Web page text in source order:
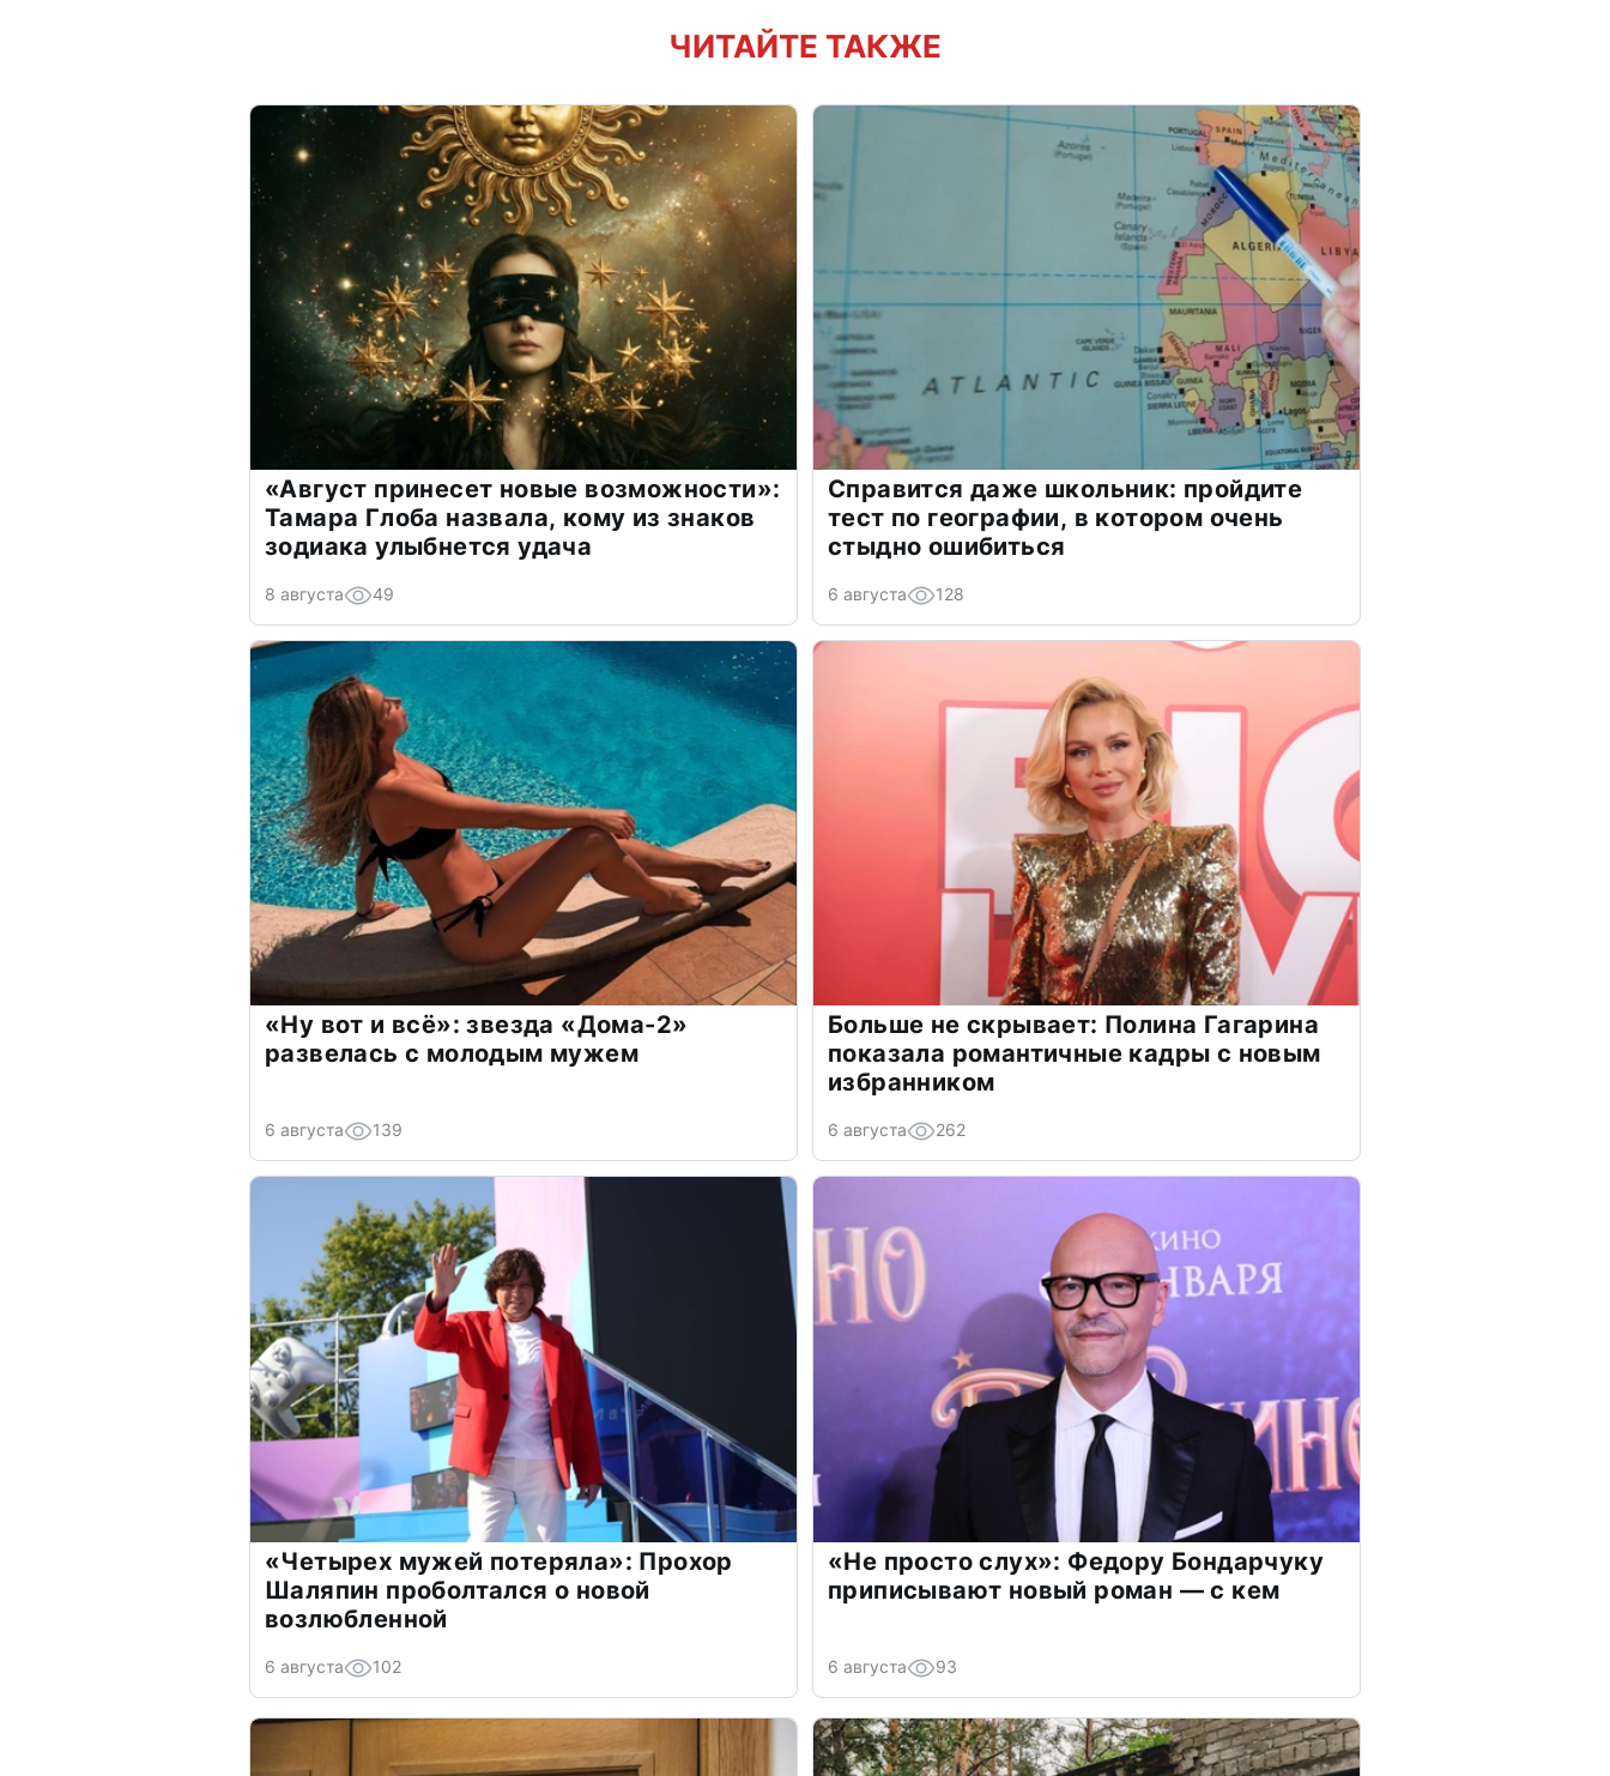
ЧИТАЙТЕ ТАКЖЕ
«Август принесет новые возможности»:
Тамара Глоба назвала, кому из знаков
зодиака улыбнется удача
8 августа 49
Справится даже школьник: пройдите
тест по географии, в котором очень
стыдно ошибиться
6 августа 128
«Ну вот и всё»: звезда «Дома-2»
развелась с молодым мужем
6 августа 139
Больше не скрывает: Полина Гагарина
показала романтичные кадры с новым
избранником
6 августа 262
«Четырех мужей потеряла»: Прохор
Шаляпин проболтался о новой
возлюбленной
6 августа 102
«Не просто слух»: Федору Бондарчуку
приписывают новый роман — с кем
6 августа 93